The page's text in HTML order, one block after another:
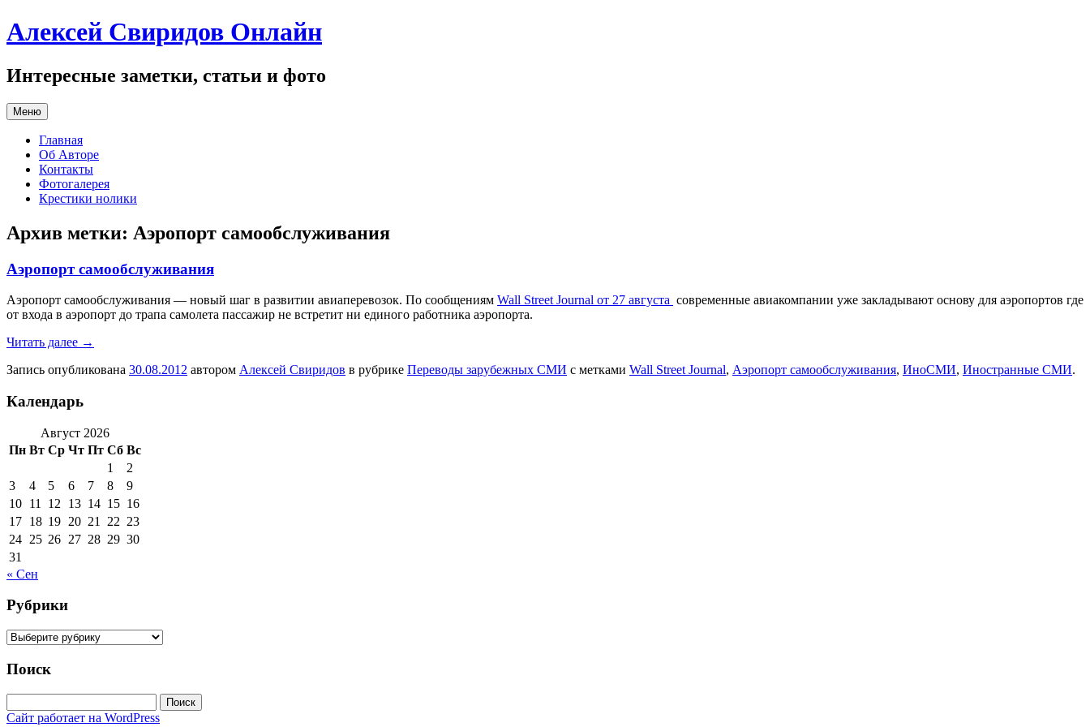
Перейти
к
Алексей Свиридов Онлайн
Интересные заметки, статьи и фото
Меню
Главная
Об Авторе
Контакты
Фотогалерея
Крестики нолики
Архив метки: Аэропорт самообслуживания
Аэропорт самообслуживания
Аэропорт самообслуживания — новый шаг в развитии авиаперевозок. По сообщениям Wall Street Journal от 27 августа современные авиакомпании уже закладывают основу для аэропортов где
от входа в аэропорт до трапа самолета пассажир не встретит ни единого работника аэропорта.
Читать далее →
Запись опубликована 30.08.2012 автором Алексей Свиридов в рубрике Переводы зарубежных СМИ с метками Wall Street Journal, Аэропорт самообслуживания, ИноСМИ, Иностранные СМИ.
Календарь
Август 2026
Пн Вт Ср Чт Пт Сб Вс
1
2
3
4 5 6 7 8
9
10 11 12 13 14 15 16
17 18 19 20 21 22 23
24 25 26 27 28 29 30
31
« Сен
Рубрики
Рубрики
Поиск
Сайт работает на WordPress